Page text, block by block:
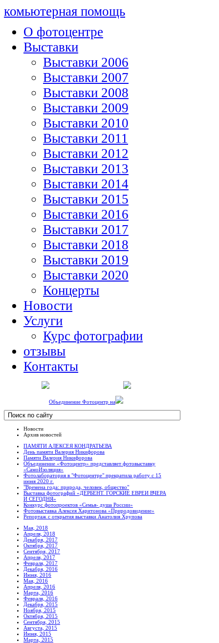
комьютерная помощь
О фотоцентре
Выставки
Выставки 2006
Выставки 2007
Выставки 2008
Выставки 2009
Выставки 2010
Выставки 2011
Выставки 2012
Выставки 2013
Выставки 2014
Выставки 2015
Выставки 2016
Выставки 2017
Выставки 2018
Выставки 2019
Выставки 2020
Концерты
Новости
Услуги
Курс фотографии
отзывы
Контакты
Объединение Фотоцентр на
Новости
Архив новостей
ПАМЯТИ АЛЕКСЕЯ КОНДРАТЬЕВА
День памяти Валерия Никифорова
Памяти Валерия Никифорова
Объединение «Фотоцентр» представляет фотовыставку
«СамоИзоляция»
Фотолаборатория в "Фотоцентре" прекратила работу с 15
июня 2020 г.
"Времена года: природа, человек, общество"
Выставка фотографий «ДЕРБЕНТ. ГОРСКИЕ ЕВРЕИ ВЧЕРА
И СЕГОДНЯ»
Конкурс фотопроектов «Семья- душа России»
Фотовыставка Алексея Харитонова «Природовидение»
Репортаж с открытия выставки Анатолия Хрупова
Мая, 2018
Апреля, 2018
Декабря, 2017
Октября, 2017
Сентября, 2017
Апреля, 2017
Февраля, 2017
Декабря, 2016
Июня, 2016
Мая, 2016
Апреля, 2016
Марта, 2016
Февраля, 2016
Декабря, 2015
Ноября, 2015
Октября, 2015
Сентября, 2015
Августа, 2015
Июня, 2015
Марта, 2015